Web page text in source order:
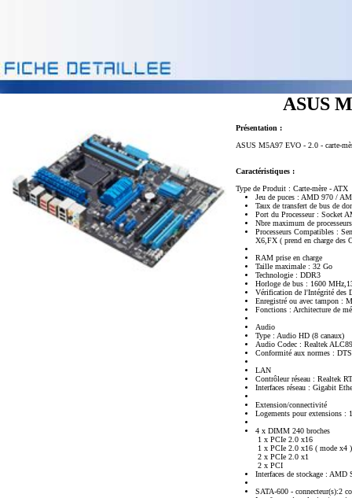
ASUS
Présentation :
ASUS M5A97 EVO - 2.0 - carte-
Caractéristiques :
Type de Produit : Carte-mère - ATX
Jeu de puces : AMD 970 /
Taux de transfert de bus de
Port du Processeur : Socket
Nbre maximum de
Processeurs Compatibles :
X6,FX ( prend en charge des
RAM prise en charge
Taille maximale : 32 Go
Technologie : DDR3
Horloge de bus : 1600
Vérification de l'Intégrité des
Enregistré ou avec tampon :
Fonctions : Architecture de
Audio
Type : Audio HD (8 canaux)
Audio Codec : Realtek
Conformité aux normes :
LAN
Contrôleur réseau : Realtek
Interfaces réseau : Gigabit
Extension/connectivité
Logements pour extensions :
4 x DIMM 240 broches
1 x PCIe 2.0 x16
1 x PCIe 2.0 x16 ( mode x4 )
2 x PCIe 2.0 x1
2 x PCI
Interfaces de stockage :
SATA-600 - connecteur(s):2